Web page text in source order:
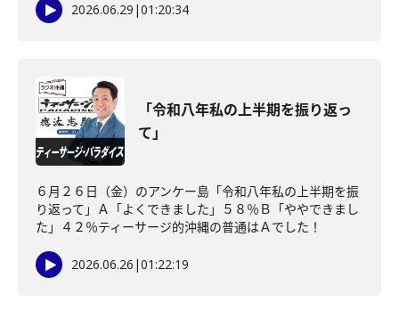
2026.06.29 |01:20:34
「令和八年私の上半期を振り返っ
て」
６月２６日（金）のアンケー島「令和八年私の上半期を振
り返って」Ａ「よくできました」５８％Ｂ「ややできまし
た」４２％ティーサージ的沖縄の普通はＡでした！
2026.06.26 |01:22:19